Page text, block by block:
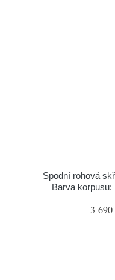
Spodní rohová
Barva
3